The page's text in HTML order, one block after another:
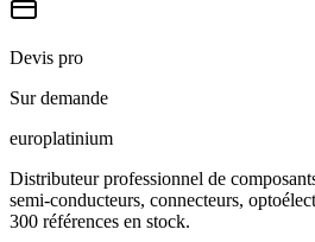
Devis pro
Sur demande
europlatinium
Distributeur professionnel de
semi-conducteurs, connecteurs,
300 références en stock.